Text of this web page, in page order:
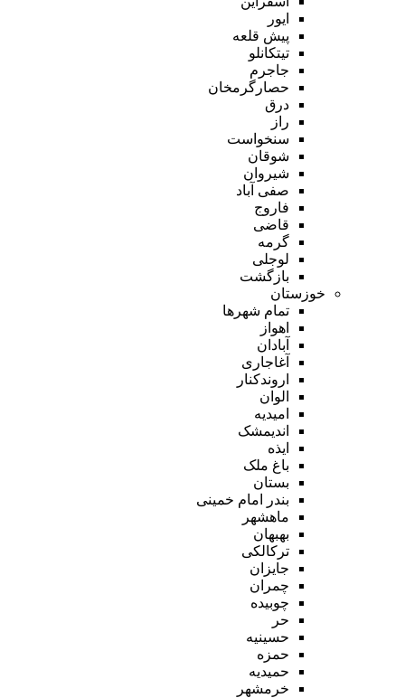
ایور
پیش قلعه
تیتکانلو
جاجرم
حصارگرمخان
درق
راز
سنخواست
شوقان
شیروان
صفی آباد
فاروج
قاضی
گرمه
لوجلی
بازگشت
خوزستان
تمام شهر‌ها
اهواز
آبادان
آغاجاری
اروندکنار
الوان
امیدیه
اندیمشک
ایذه
باغ ملک
بستان
بندر امام خمینی
ماهشهر
بهبهان
ترکالکی
جایزان
چمران
چوبیده
حر
حسینیه
حمزه
حمیدیه
خرمشهر